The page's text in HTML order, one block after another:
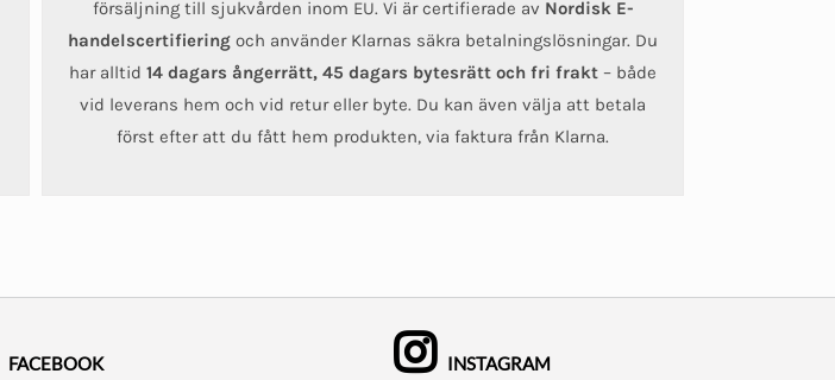
försäljning till sjukvården inom EU. Vi är certifierade av Nordisk E-
handelscertifiering och använder Klarnas säkra betalningslösningar. Du
har alltid 14 dagars ångerrätt, 45 dagars bytesrätt och fri frakt – både
vid leverans hem och vid retur eller byte. Du kan även välja att betala
först efter att du fått hem produkten, via faktura från Klarna.
FACEBOOK INSTAGRAM